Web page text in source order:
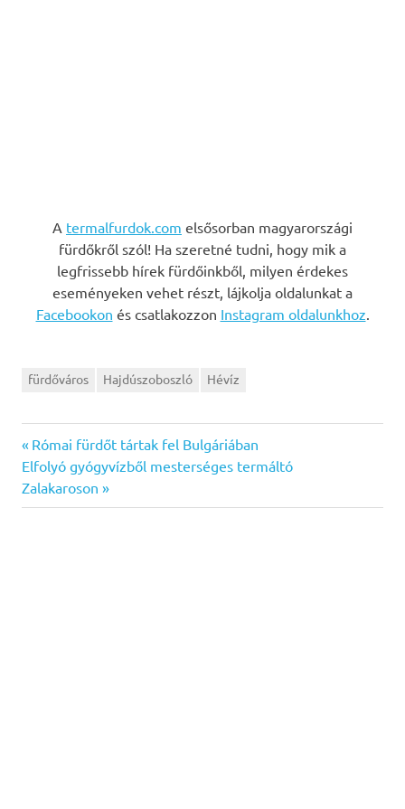
A termalfurdok.com elsősorban magyarországi
fürdőkről szól! Ha szeretné tudni, hogy mik a
legfrissebb hírek fürdőinkből, milyen érdekes
eseményeken vehet részt, lájkolja oldalunkat a
Facebookon és csatlakozzon Instagram oldalunkhoz
fürdőváros Hajdúszoboszló Hévíz
Bejegyzés
navigáció
Previous
Post:
Római fürdőt tártak fel Bulgáriában
Next
Post:
Elfolyó gyógyvízből mesterséges termáltó
Zalakaroson